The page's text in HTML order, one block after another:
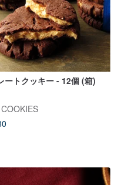
ートクッキー - 12個 (箱)